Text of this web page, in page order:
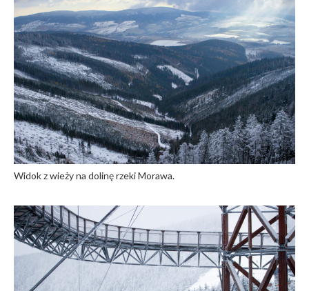
Widok z wieży na dolinę rzeki Morawa.